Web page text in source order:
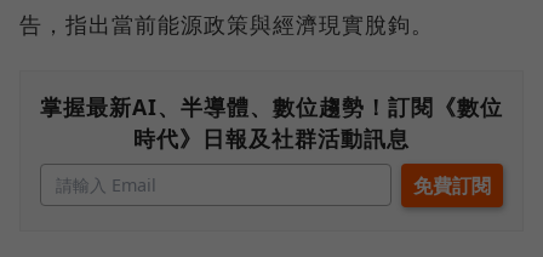
告，指出當前能源政策與經濟現實脫鉤。
掌握最新AI、半導體、數位趨勢！訂閱《數位
時代》日報及社群活動訊息